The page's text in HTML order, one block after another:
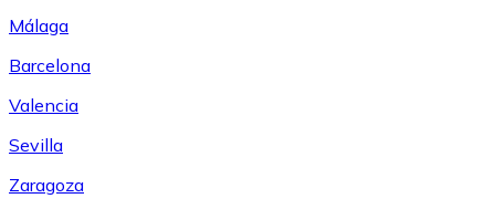
Málaga
Barcelona
Valencia
Sevilla
Zaragoza